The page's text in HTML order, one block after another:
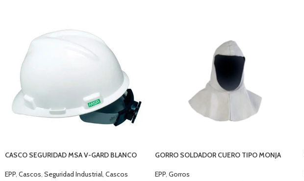
CASCO SEGURIDAD MSA V-GARD BLANCO
EPP Cascos Seguridad Industrial Cascos
GORRO SOLDADOR CUERO TIPO MONJA
EPP, Gorros